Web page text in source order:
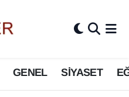
GENEL SİYASET